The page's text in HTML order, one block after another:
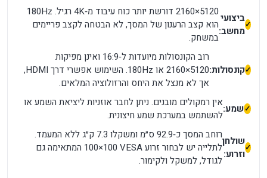
ביצועי
מחשב:
5120×2160 דורשת יותר כוח עיבוד מ‑4K רגיל. ‏180Hz
הוא קצב הרענון של המסך, לא הבטחה לקצב פריימים
במשחק.
קונסולות:
רוב הקונסולות מיועדות ל‑16:9 ואינן מפיקות
5120×2160 או 180Hz. השימוש אפשרי דרך HDMI,
אך לא מנצל את היחס והרזולוציה המלאים.
שמע:אין רמקולים מובנים. ניתן לחבר אוזניות ליציאת השמע או
להשתמש במערכת שמע חיצונית.
שולחן
וזרוע:
רוחב המסך כ‑92.9 ס״מ ומשקלו 7.3 ק״ג ללא המעמד.
לתלייה יש לבחור זרוע VESA ‏100×100 המתאימה גם
לגודל, למשקל ולקימור.